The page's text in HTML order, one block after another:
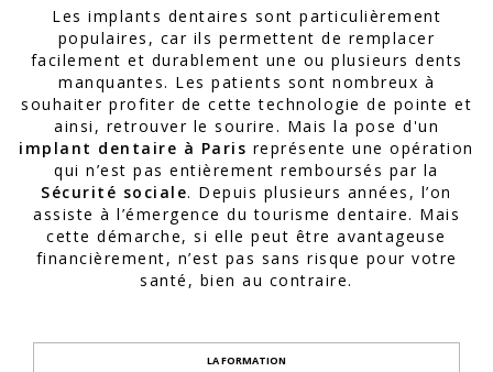
Les implants dentaires sont particulièrement
populaires, car ils permettent de remplacer
facilement et durablement une ou plusieurs dents
manquantes. Les patients sont nombreux à
souhaiter profiter de cette technologie de pointe et
ainsi, retrouver le sourire. Mais la pose d'un
implant dentaire à Paris représente une opération
qui n’est pas entièrement remboursés par la
Sécurité sociale. Depuis plusieurs années, l’on
assiste à l’émergence du tourisme dentaire. Mais
cette démarche, si elle peut être avantageuse
financièrement, n’est pas sans risque pour votre
santé, bien au contraire.
LA FORMATION